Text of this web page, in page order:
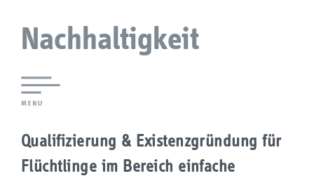
Nachhaltigkeit
Agendaforen
Qualifizierung & Existenzgründung für
Flüchtlinge im Bereich einfache